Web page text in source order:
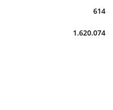
614
1.620.074